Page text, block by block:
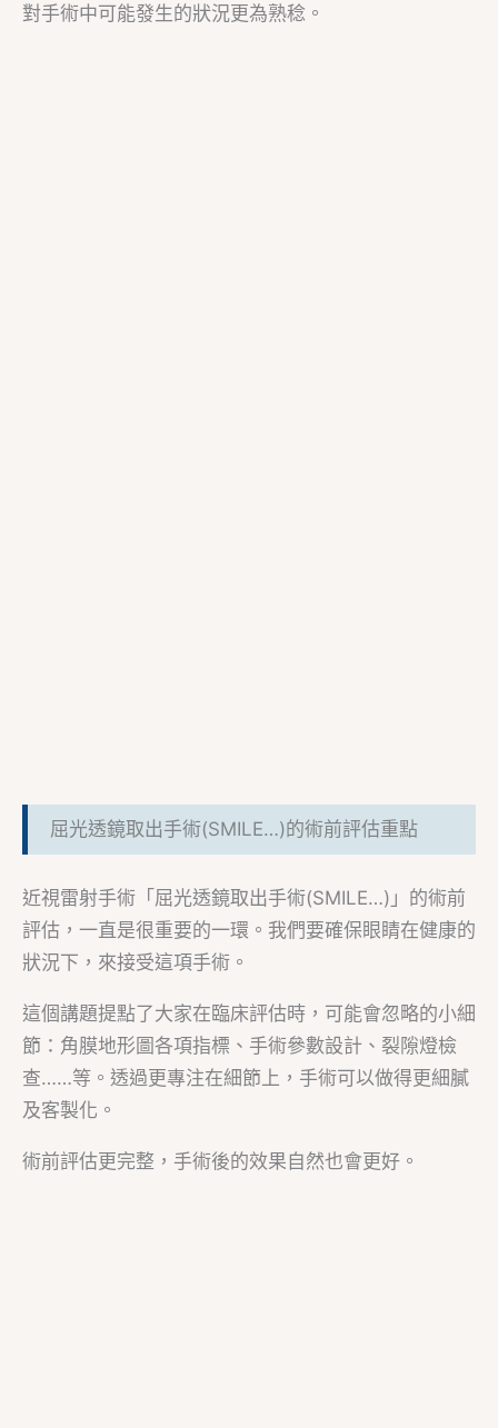
對手術中可能發生的狀況更為熟稔。
屈光透鏡取出手術(SMILE…)的術前評估重點
近視雷射手術「屈光透鏡取出手術(SMILE…)」的術前
評估，一直是很重要的一環。我們要確保眼睛在健康的
狀況下，來接受這項手術。
這個講題提點了大家在臨床評估時，可能會忽略的小細
節：角膜地形圖各項指標、手術參數設計、裂隙燈檢
查……等。透過更專注在細節上，手術可以做得更細膩
及客製化。
術前評估更完整，手術後的效果自然也會更好。